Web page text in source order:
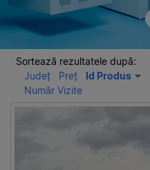
Sortează rezultatele după:
Județ
Preț Id Produs
Număr Vizite